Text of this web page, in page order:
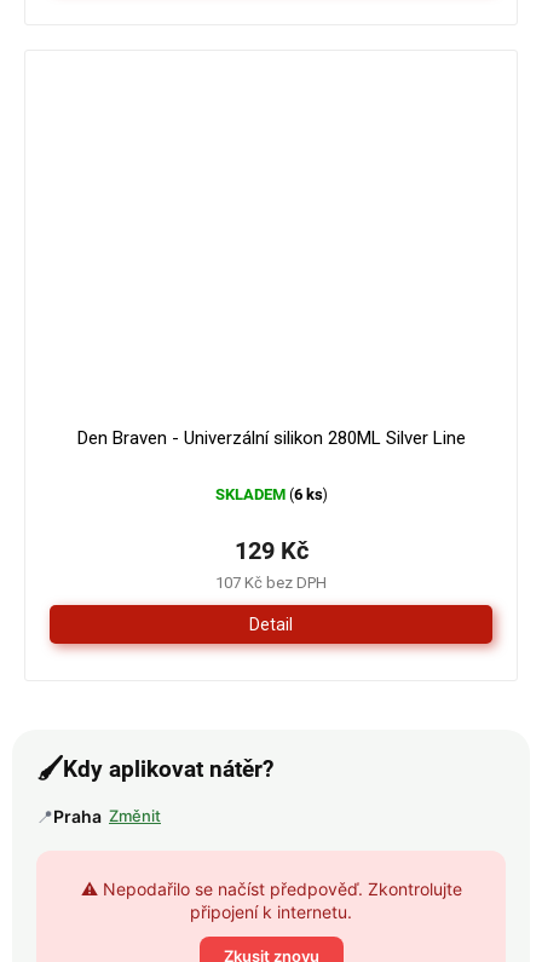
Den Braven - Univerzální silikon 280ML Silver Line
SKLADEM (6 ks)
107 Kč bez DPH
129 Kč
Detail
🖌️Kdy aplikovat nátěr?
📍Praha Změnit
⚠️ Nepodařilo se načíst předpověď. Zkontrolujte
připojení k internetu.
Zkusit znovu